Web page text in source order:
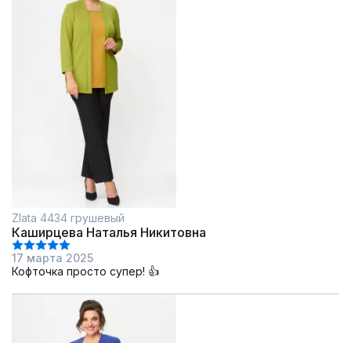
Zlata 4434 грушевый
Каширцева Наталья Никитовна
17 марта 2025
Кофточка просто супер! 👍